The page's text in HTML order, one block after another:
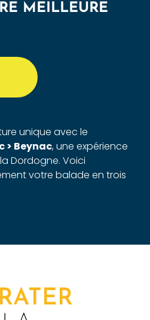
MEILLEURE
unique avec le
> Beynac, une expérience
Dordogne. Voici
votre balade en trois